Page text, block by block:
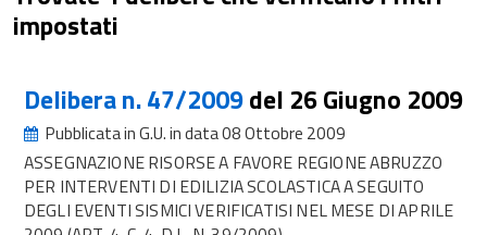
impostati
Delibera n. 47/2009del 26 Giugno 2009
Pubblicata in G.U. in data 08 Ottobre 2009
ASSEGNAZIONE RISORSE A FAVORE REGIONE ABRUZZO
PER INTERVENTI DI EDILIZIA SCOLASTICA A SEGUITO
DEGLI EVENTI SISMICI VERIFICATISI NEL MESE DI APRILE